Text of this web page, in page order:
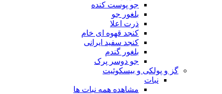
جو پوست کنده
بلغور جو
ذرت اعلا
کنجد قهوه ای خام
کنجد سفید ایرانی
بلغور گندم
جو دوسر پرک
گز و پولکی و بیسکوئیت
نبات
مشاهده همه نبات ها